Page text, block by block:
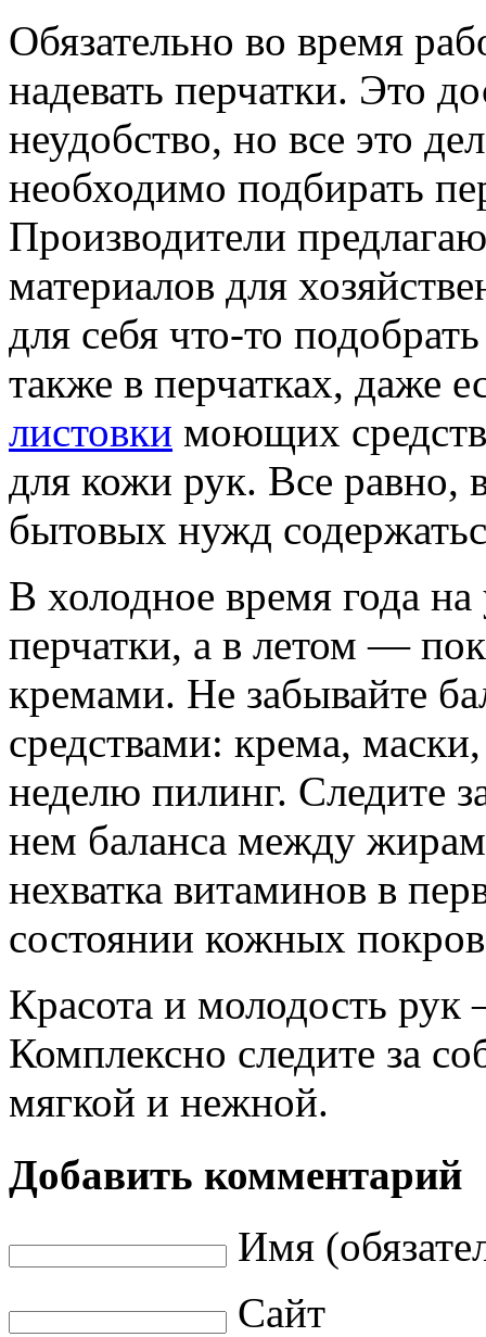
Обязательно во время
надевать перчатки. Это
неудобство, но все это
необходимо подбирать
Производители
материалов для
для себя что-то
также в перчатках, даже
листовки моющих
для кожи рук. Все равно,
бытовых нужд
В холодное время года на
перчатки, а в летом —
кремами. Не забывайте
средствами: крема,
неделю пилинг. Следите
нем баланса между
нехватка витаминов в
состоянии кожных
Красота и молодость рук
Комплексно следите за
мягкой и нежной.
Добавить комментарий
Имя
Сайт